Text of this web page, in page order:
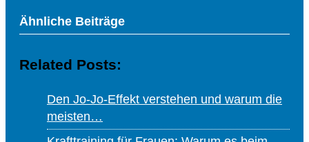
Ähnliche Beiträge
Related Posts:
Den Jo-Jo-Effekt verstehen und warum die
meisten…